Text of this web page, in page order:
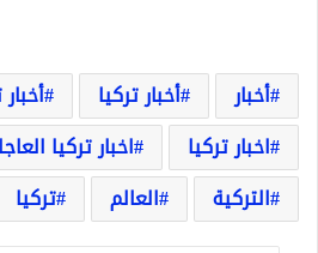
أخبار أخبار تركيا
اخبار تركيا
اخبار تركيا
التركية
العالم تركيا